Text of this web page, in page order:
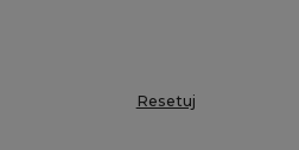
Resetuj